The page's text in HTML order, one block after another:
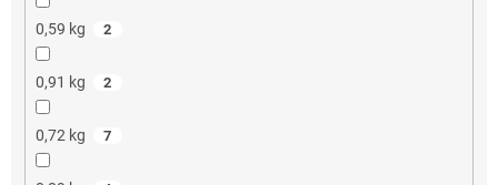
0,59 kg 2
0,91 kg 2
0,72 kg 7